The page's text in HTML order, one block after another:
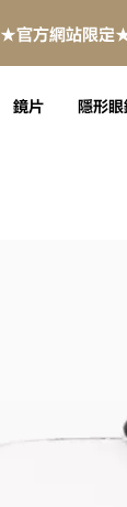
★官方網站限定
鏡片 隱形眼